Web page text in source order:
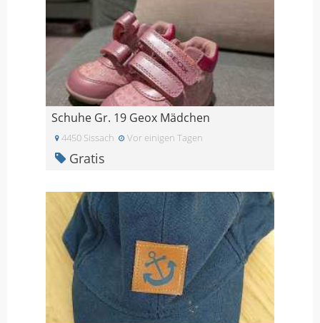
Schuhe Gr. 19 Geox Mädchen
4450 Sissach Vor einigen Tagen
Gratis